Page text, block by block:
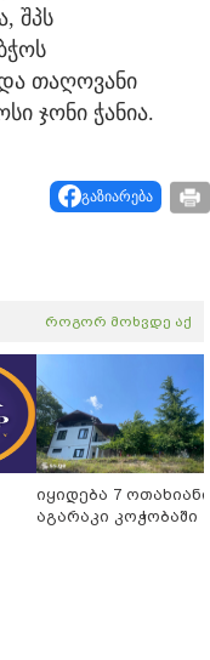
შპს
თაღოვანი
ჯონი ჭანია.
გაზიარება
როგორ მოხვდე აქ
იყიდება 7 ოთახიანი
აგარაკი კოჭობაში